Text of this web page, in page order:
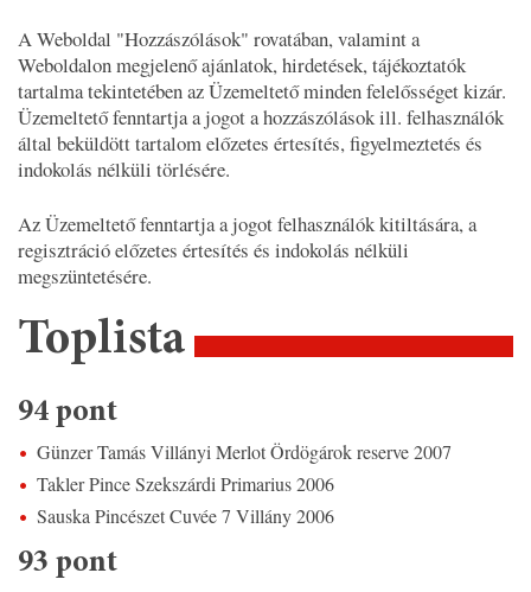
A Weboldal "Hozzászólások" rovatában, valamint a
Weboldalon megjelenő ajánlatok, hirdetések, tájékoztatók
tartalma tekintetében az Üzemeltető minden felelősséget kizár.
Üzemeltető fenntartja a jogot a hozzászólások ill. felhasználók
által beküldött tartalom előzetes értesítés, figyelmeztetés és
indokolás nélküli törlésére.
Az Üzemeltető fenntartja a jogot felhasználók kitiltására, a
regisztráció előzetes értesítés és indokolás nélküli
megszüntetésére.
Toplista
94 pont
Günzer Tamás Villányi Merlot Ördögárok reserve 2007
Takler Pince Szekszárdi Primarius 2006
Sauska Pincészet Cuvée 7 Villány 2006
93 pont